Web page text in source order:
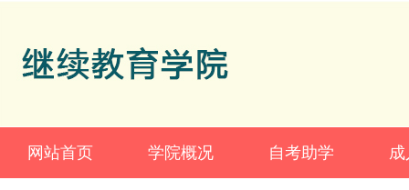
网站首页 学院概况 自考助学